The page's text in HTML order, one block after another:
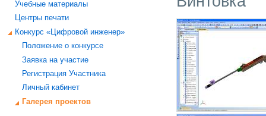
Учебные материалы
Центры печати
Конкурс «Цифровой инженер»
Положение о конкурсе
Заявка на участие
Регистрация Участника
Личный кабинет
Галерея проектов